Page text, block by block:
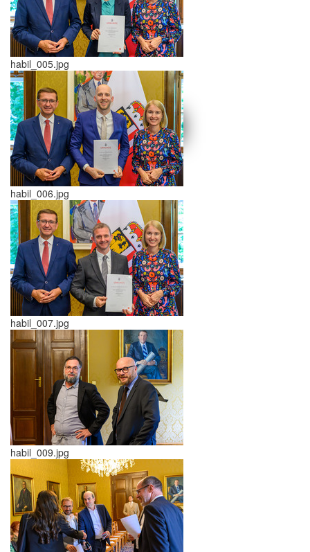
schließen X
<< >>
habil_005.jpg
habil_006.jpg
habil_007.jpg
habil_009.jpg